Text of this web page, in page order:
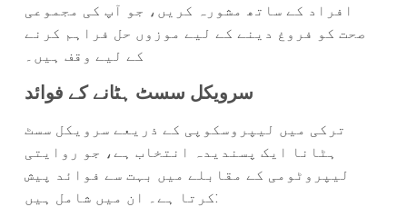
افراد کے ساتھ مشورہ کریں، جو آپ کی مجموعی
صحت کو فروغ دینے کے لیے موزوں حل فراہم کرنے
کے لیے وقف ہیں۔
سرویکل سسٹ ہٹانے کے فوائد
ترکی میں لیپروسکوپی کے ذریعے سرویکل سسٹ
ہٹانا ایک پسندیدہ انتخاب ہے، جو روایتی
لیپروٹومی کے مقابلے میں بہت سے فوائد پیش
کرتا ہے۔ ان میں شامل ہیں: